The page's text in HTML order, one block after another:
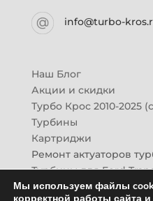
info@turbo-
Наш Блог
Акции и скидки
Турбо Крос 2010-2025
Турбины
Картриджи
Ремонт актуаторов
Турбины для Ford
Турбины для Mazda
Мы используем файлы